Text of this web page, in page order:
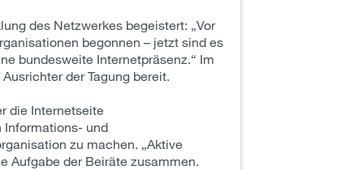
des Netzwerkes begeistert: „Vor
begonnen – jetzt sind es
bundesweite Internetpräsenz.“ Im
der Tagung bereit.
die Internetseite
Informations- und
zu machen. „Aktive
Aufgabe der Beiräte zusammen.